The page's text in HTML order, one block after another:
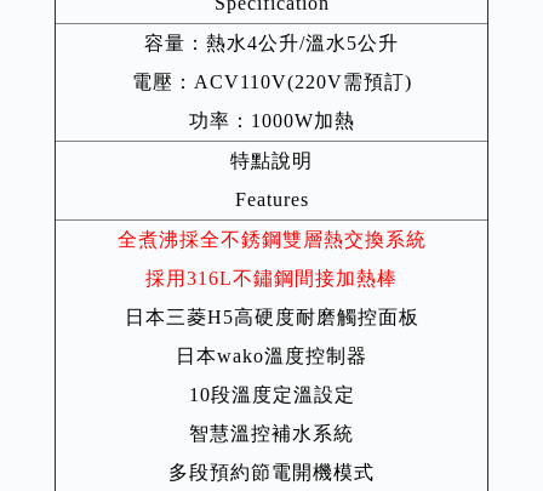
容量：熱水4公升/溫水5公升
電壓：ACV110V(220V需預訂)
功率：1000W加熱
特點說明
Features
全煮沸採全不銹鋼雙層熱交換系統
採用316L不鏽鋼間接加熱棒
日本三菱H5高硬度耐磨觸控面板
日本wako溫度控制器
10段溫度定溫設定
智慧溫控補水系統
多段預約節電開機模式